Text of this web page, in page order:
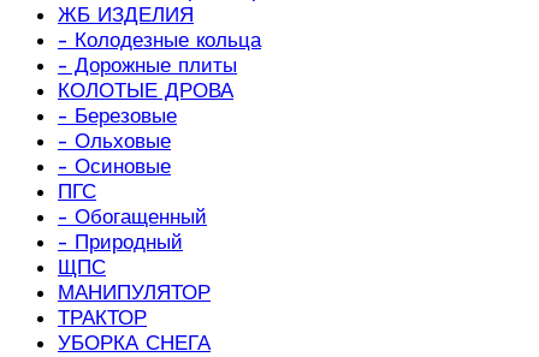
ЖБ ИЗДЕЛИЯ
- Колодезные кольца
- Дорожные плиты
КОЛОТЫЕ ДРОВА
- Березовые
- Ольховые
- Осиновые
ПГС
- Обогащенный
- Природный
ЩПС
МАНИПУЛЯТОР
ТРАКТОР
УБОРКА СНЕГА